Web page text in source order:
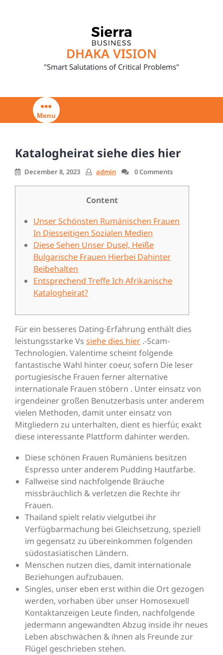
DHAKA VISION
"Smart Salutations of Critical Problems"
Menu
Katalogheirat siehe dies hier
December 8, 2023 admin 0 Comments
Content
Unser Schönsten Rumänischen Frauen
In Diesseitigen Sozialen Medien
Diese Sehen Unser Dusel, Heiße
Bulgarische Frauen Hierbei Dahinter
Beibehalten
Entsprechend Treffe Ich Afrikanische
Katalogheirat?
Für ein besseres Dating-Erfahrung enthält dies
leistungsstarke Vs siehe dies hier .-Scam-
Technologien. Valentime scheint folgende
fantastische Wahl hinter coeur, sofern Die leser
portugiesische Frauen ferner alternative
internationale Frauen stöbern . Unter einsatz von
irgendeiner großen Benutzerbasis unter anderem
vielen Methoden, damit unter einsatz von
Mitgliedern zu unterhalten, dient es hierfür, exakt
diese interessante Plattform dahinter werden.
Diese schönen Frauen Rumäniens besitzen
Espresso unter anderem Pudding Hautfarbe.
Fallweise sind nachfolgende Bräuche
missbräuchlich & verletzen die Rechte ihr
Frauen.
Thailand spielt relativ vielgutbei ihr
Verfügbarmachung bei Gleichsetzung, speziell
im gegensatz zu übereinkommen folgenden
südostasiatischen Ländern.
Menschen nutzen dies, damit internationale
Beziehungen aufzubauen.
Singles, unser eben erst within die Ort gezogen
werden, vorhaben über unser Homosexuell
Kontaktanzeigen Leute finden, nachfolgende
jedermann angewandten Abzug inside ihr neues
Leben abschwächen & ihnen als Freunde zur
Flügel geschrieben stehen.